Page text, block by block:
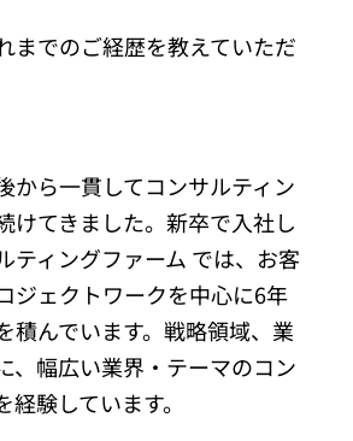
までのご経歴を教えていただ
から一貫してコンサルティン
けてきました。新卒で入社し
ティングファーム では、お客
ジェクトワークを中心に6年
積んでいます。戦略領域、業
、幅広い業界・テーマのコン
験しています。